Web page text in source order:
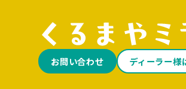
お問い合わせ ディーラー様